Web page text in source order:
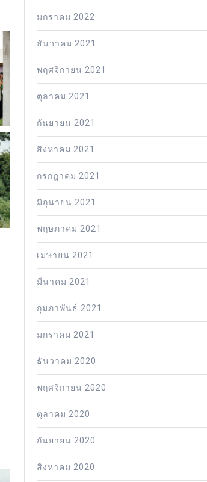
มกราคม 2022
ธันวาคม 2021
พฤศจิกายน 2021
ตุลาคม 2021
กันยายน 2021
สิงหาคม 2021
กรกฎาคม 2021
มิถุนายน 2021
พฤษภาคม 2021
เมษายน 2021
มีนาคม 2021
กุมภาพันธ์ 2021
มกราคม 2021
ธันวาคม 2020
พฤศจิกายน 2020
ตุลาคม 2020
กันยายน 2020
สิงหาคม 2020